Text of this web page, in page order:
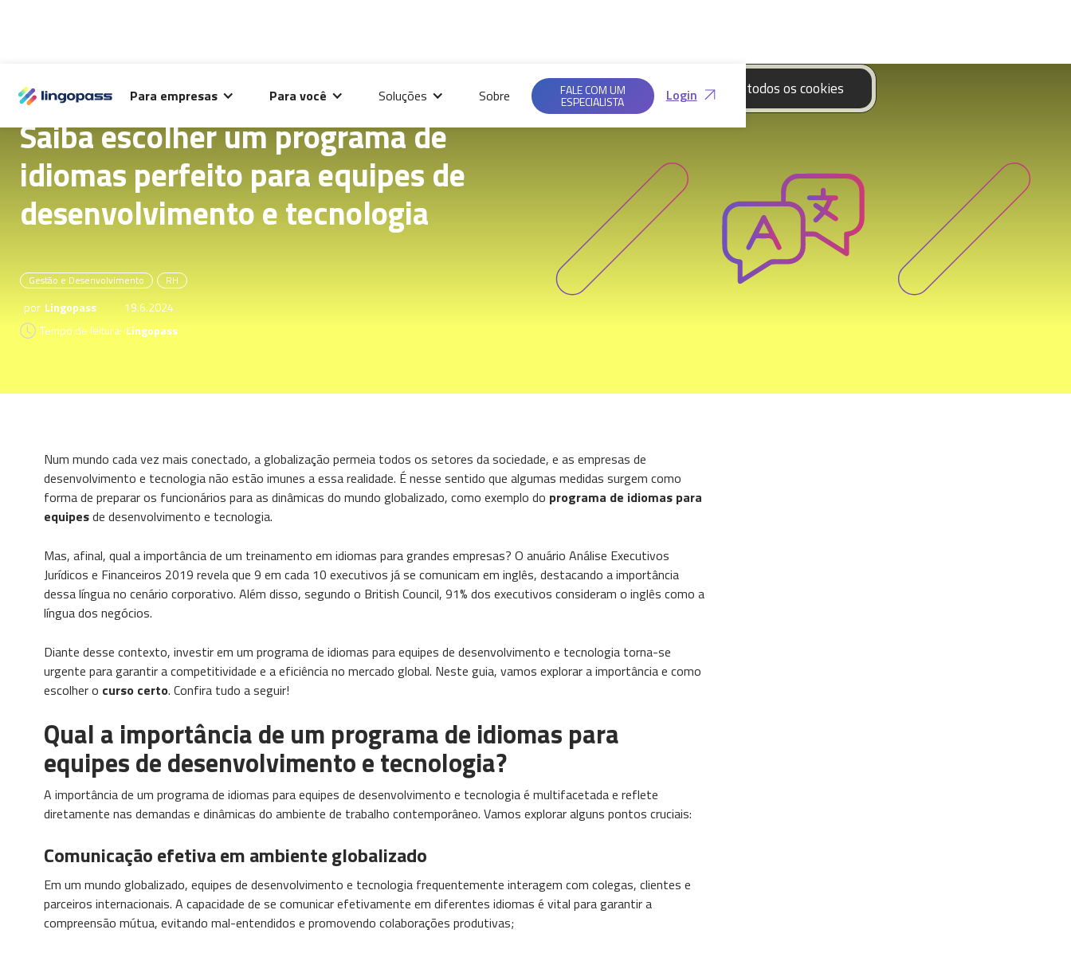
Para empresas Para você Soluções Sobre FALE COM UM
ESPECIALISTA Login
deste site e melhorar sua experiência de navegação.
Saiba mais em nossas
Políticas de
Privacidade.
Aceitar todos os cookies
Saiba escolher um programa de
idiomas perfeito para equipes de
desenvolvimento e tecnologia
Gestão e Desenvolvimento RH
por Lingopass
19.6.2024
Tempo de leitura: Lingopass
Num mundo cada vez mais conectado, a globalização permeia todos os setores da sociedade, e as empresas de
desenvolvimento e tecnologia não estão imunes a essa realidade. É nesse sentido que algumas medidas surgem como
forma de preparar os funcionários para as dinâmicas do mundo globalizado, como exemplo do programa de idiomas para
equipesde desenvolvimento e tecnologia.
Mas, afinal, qual a importância de um treinamento em idiomas para grandes empresas? O anuário Análise Executivos
Jurídicos e Financeiros 2019 revela que 9 em cada 10 executivos já se comunicam em inglês, destacando a importância
dessa língua no cenário corporativo. Além disso, segundo o British Council, 91% dos executivos consideram o inglês como a
língua dos negócios.
Diante desse contexto, investir em um programa de idiomas para equipes de desenvolvimento e tecnologia torna-se
urgente para garantir a competitividade e a eficiência no mercado global. Neste guia, vamos explorar a importância e como
escolher o curso certo. Confira tudo a seguir!
Qual a importância de um programa de idiomas para
equipes de desenvolvimento e tecnologia?
A importância de um programa de idiomas para equipes de desenvolvimento e tecnologia é multifacetada e reflete
diretamente nas demandas e dinâmicas do ambiente de trabalho contemporâneo. Vamos explorar alguns pontos cruciais:
Comunicação efetiva em ambiente globalizado
Em um mundo globalizado, equipes de desenvolvimento e tecnologia frequentemente interagem com colegas, clientes e
parceiros internacionais. A capacidade de se comunicar efetivamente em diferentes idiomas é vital para garantir a
compreensão mútua, evitando mal-entendidos e promovendo colaborações produtivas;